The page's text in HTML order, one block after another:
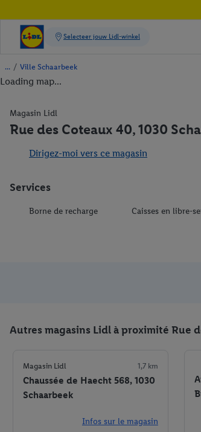
/ Ville Schaarbeek
Loading map...
Magasin Lidl
Rue des Coteaux 40, 1030
Dirigez-moi vers ce magasin
Services
Borne de recharge Caisses en libre-
Autres magasins Lidl à proximité Rue
Magasin Lidl 1,7 km
Chaussée de Haecht 568, 1030
Schaarbeek
Infos sur le magasin